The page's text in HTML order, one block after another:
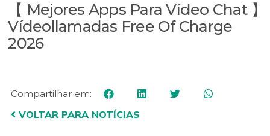
【 Mejores Apps Para Vídeo Chat 】
Vídeollamadas Free Of Charge
2026
Compartilhar em:
VOLTAR PARA NOTÍCIAS